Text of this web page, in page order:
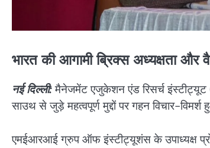
भारत की आगामी ब्रिक्स अध्यक्षता और
नई दिल्ली:मैनेजमेंट एजुकेशन एंड रिसर्च
साउथ से जुड़े महत्वपूर्ण मुद्दों पर गहन विचार-विमर्श
एमईआरआई ग्रुप ऑफ इंस्टीट्यूशंस के उपाध्यक्ष प्रो.